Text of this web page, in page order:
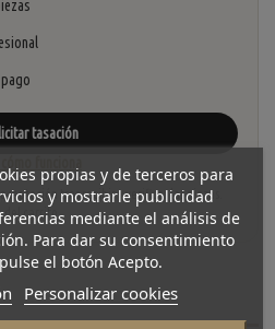
tasación
tras recibir y verificar las piezas.
del carrito.
propias y de terceros para
y mostrarle publicidad
mediante el análisis de
Para dar su consentimiento
el botón Acepto.
Personalizar cookies